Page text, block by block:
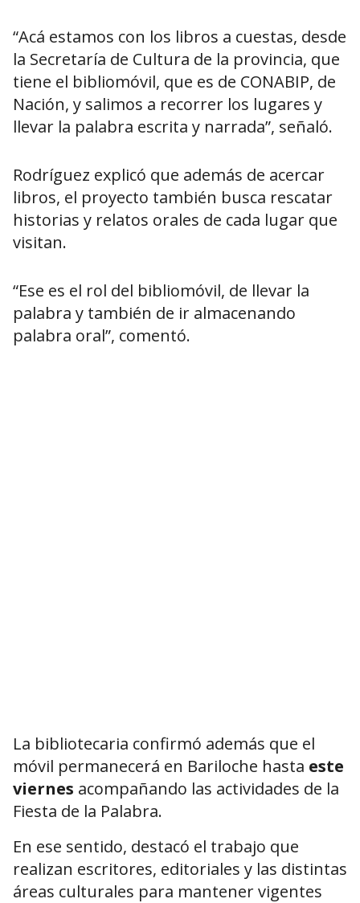
“Acá estamos con los libros a cuestas, desde
la Secretaría de Cultura de la provincia, que
tiene el bibliomóvil, que es de CONABIP, de
Nación, y salimos a recorrer los lugares y
llevar la palabra escrita y narrada”, señaló.
Rodríguez explicó que además de acercar
libros, el proyecto también busca rescatar
historias y relatos orales de cada lugar que
visitan.
“Ese es el rol del bibliomóvil, de llevar la
palabra y también de ir almacenando
palabra oral”, comentó.
La bibliotecaria confirmó además que el
móvil permanecerá en Bariloche hasta este
viernes acompañando las actividades de la
Fiesta de la Palabra.
En ese sentido, destacó el trabajo que
realizan escritores, editoriales y las distintas
áreas culturales para mantener vigentes